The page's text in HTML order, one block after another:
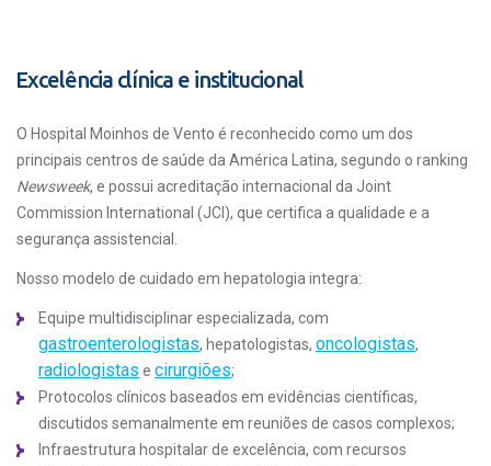
Excelência clínica e institucional
O Hospital Moinhos de Vento é reconhecido como um dos
principais centros de saúde da América Latina, segundo o ranking
Newsweek, e possui acreditação internacional da Joint
Commission International (JCI), que certifica a qualidade e a
segurança assistencial.
Nosso modelo de cuidado em hepatologia integra:
Equipe multidisciplinar especializada, com
gastroenterologistas, hepatologistas, oncologistas,
radiologistas e cirurgiões;
Protocolos clínicos baseados em evidências científicas,
discutidos semanalmente em reuniões de casos complexos;
Infraestrutura hospitalar de excelência, com recursos